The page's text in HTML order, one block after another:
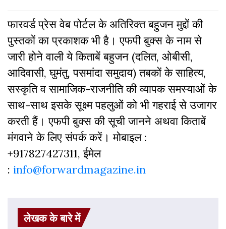
फारवर्ड प्रेस वेब पोर्टल के अतिरिक्‍त बहुजन मुद्दों की
पुस्‍तकों का प्रकाशक भी है। एफपी बुक्‍स के नाम से
जारी होने वाली ये किताबें बहुजन (दलित, ओबीसी,
आदिवासी, घुमंतु, पसमांदा समुदाय) तबकों के साहित्‍य,
सस्‍क‍ृति व सामाजिक-राजनीति की व्‍यापक समस्‍याओं के
साथ-साथ इसके सूक्ष्म पहलुओं को भी गहराई से उजागर
करती हैं। एफपी बुक्‍स की सूची जानने अथवा किताबें
मंगवाने के लिए संपर्क करें। मोबाइल :
+917827427311, ईमेल
: info@forwardmagazine.in
लेखक के बारे में